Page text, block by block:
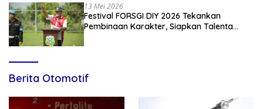
13 Mei 2026
Festival FORSGI DIY 2026 Tekankan
Pembinaan Karakter, Siapkan Talenta
Berita Otomotif